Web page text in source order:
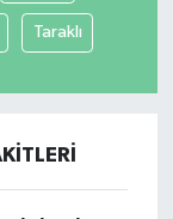
Taraklı